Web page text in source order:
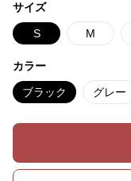
サイズ
S M
カラー
ブラック グレー